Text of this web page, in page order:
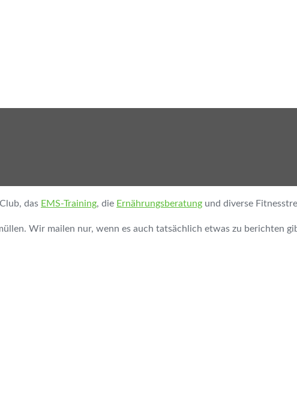
das EMS-Training, die Ernährungsberatung und diverse
Wir mailen nur, wenn es auch tatsächlich etwas zu berichten